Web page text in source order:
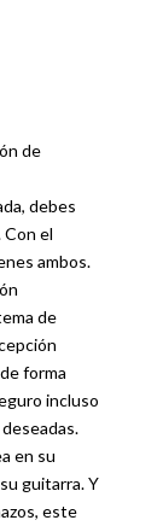
de
debes
el
ambos.
de
forma
incluso
en su
guitarra. Y
este